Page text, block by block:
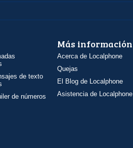
de texto
de números
Más información
Acerca de Localphone
Quejas
El Blog de Localphone
Asistencia de Localphone